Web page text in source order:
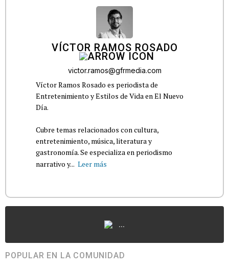
VÍCTOR RAMOS ROSADO
victor.ramos@gfrmedia.com
Víctor Ramos Rosado es periodista de
Entretenimiento y Estilos de Vida en El Nuevo
Día.
Cubre temas relacionados con cultura,
entretenimiento, música, literatura y
gastronomía. Se especializa en periodismo
narrativo y... Leer más
...
POPULAR EN LA COMUNIDAD